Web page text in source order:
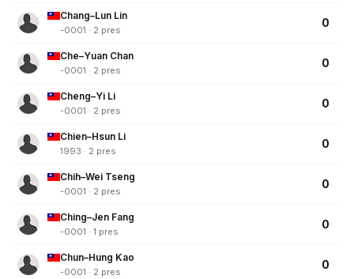
Chang–Lun Lin
-0001 · 2 pres
0
Che–Yuan Chan
-0001 · 2 pres
0
Cheng–Yi Li
-0001 · 2 pres
0
Chien–Hsun Li
1993 · 2 pres
0
Chih–Wei Tseng
-0001 · 2 pres
0
Ching–Jen Fang
-0001 · 1 pres
0
Chun–Hung Kao
-0001 · 2 pres
0